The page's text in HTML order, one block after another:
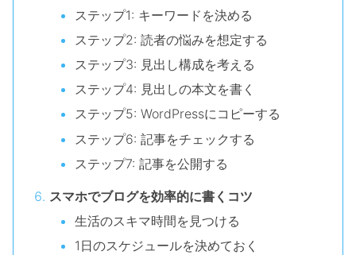
ステップ1: キーワードを決める
ステップ2: 読者の悩みを想定する
ステップ3: 見出し構成を考える
ステップ4: 見出しの本文を書く
ステップ5: WordPressにコピーする
ステップ6: 記事をチェックする
ステップ7: 記事を公開する
スマホでブログを効率的に書くコツ
生活のスキマ時間を見つける
1日のスケジュールを決めておく